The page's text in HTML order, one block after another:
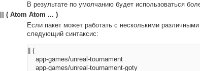
В результате по умолчанию будет использоваться
|| ( Atom Atom ... )
Если пакет может работать с несколькими
следующий синтаксис:
|| (
    app-games/unreal-tournament
    app-games/unreal-tournament-goty